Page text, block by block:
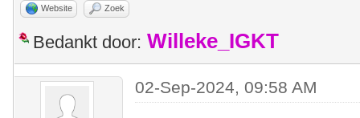
Website Zoek
Bedankt door: Willeke_IGKT
02-Sep-2024, 09:58 AM